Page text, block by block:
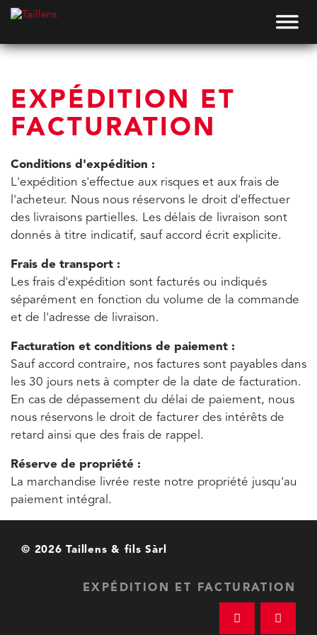
EXPÉDITION ET
FACTURATION
Conditions d'expédition :
L'expédition s'effectue aux risques et aux frais de
l'acheteur. Nous nous réservons le droit d'effectuer
des livraisons partielles. Les délais de livraison sont
donnés à titre indicatif, sauf accord écrit explicite.
Frais de transport :
Les frais d'expédition sont facturés ou indiqués
séparément en fonction du volume de la commande
et de l'adresse de livraison.
Facturation et conditions de paiement :
Sauf accord contraire, nos factures sont payables dans
les 30 jours nets à compter de la date de facturation.
En cas de dépassement du délai de paiement, nous
nous réservons le droit de facturer des intérêts de
retard ainsi que des frais de rappel.
Réserve de propriété :
La marchandise livrée reste notre propriété jusqu'au
paiement intégral.
© 2026 Taillens & fils Sàrl
EXPÉDITION ET FACTURATION
Taillens & fils